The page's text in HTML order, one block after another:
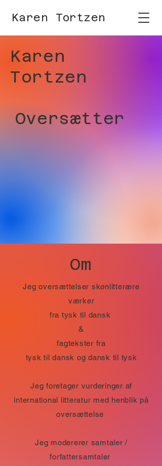
Karen Tortzen
Karen
Tortzen
Oversætter
Om
Jeg oversættelser skønlitterære
værker
fra tysk til dansk
&
fagtekster fra
tysk til dansk og dansk til tysk
Jeg foretager vurderinger af
international litteratur med henblik på
oversættelse
Jeg modererer samtaler /
forfattersamtaler